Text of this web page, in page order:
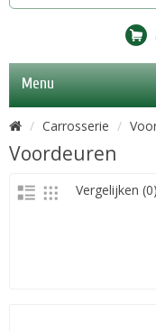
Menu
Carrosserie
Voordeuren
Vergelijken (0)